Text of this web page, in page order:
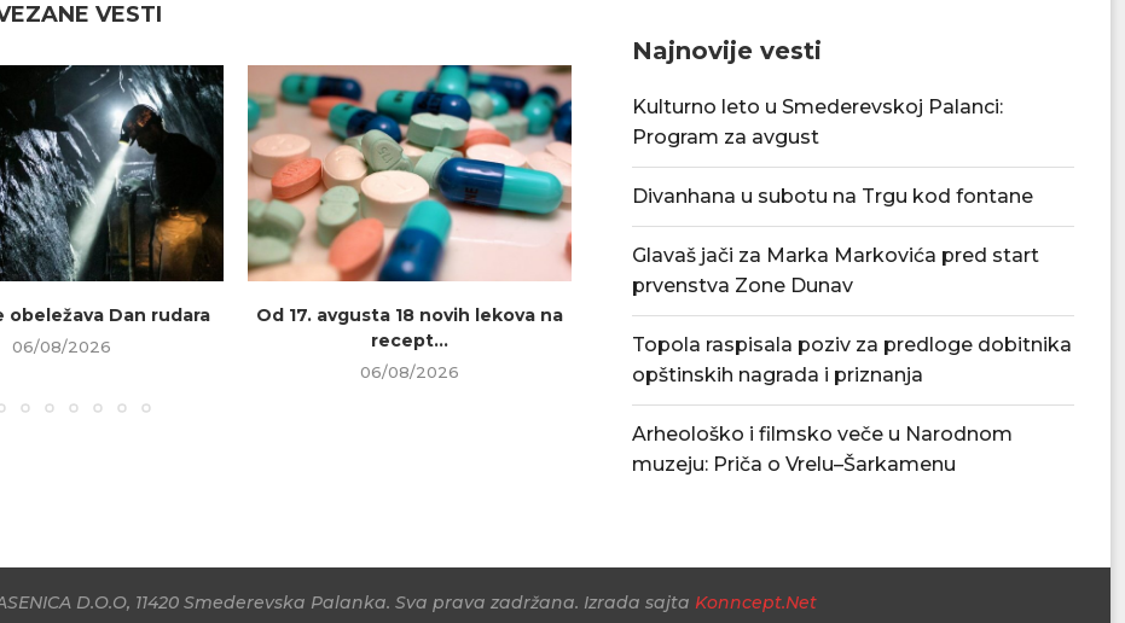
VESTI
obeležava Dan rudara
06/08/2026
Od 17. avgusta 18 novih lekova na
recept...
06/08/2026
Povećan rizik od požara – apel
građanima da...
06/08/2026
U Smederevskoj
Najnovije vesti
Kulturno leto u Smederevskoj Palanci:
Program za avgust
Divanhana u subotu na Trgu kod fontane
Glavaš jači za Marka Markovića pred start
prvenstva Zone Dunav
Topola raspisala poziv za predloge dobitnika
opštinskih nagrada i priznanja
Arheološko i filmsko veče u Narodnom
muzeju: Priča o Vrelu–Šarkamenu
D.O.O, 11420 Smederevska Palanka. Sva prava zadržana. Izrada sajta Konncept.Net